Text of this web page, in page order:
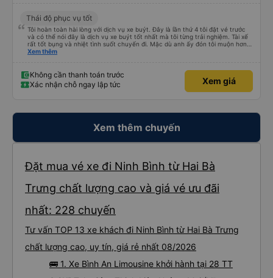
Thái độ phục vụ tốt
Tôi hoàn toàn hài lòng với dịch vụ xe buýt. Đây là lần thứ 4 tôi đặt vé trước
và có thể nói đây là dịch vụ xe buýt tốt nhất mà tôi từng trải nghiệm. Tài xế
rất tốt bụng và nhiệt tình suốt chuyến đi. Mặc dù anh ấy đón tôi muộn hơn
giờ hẹn một chút, nhưng anh ấy đã ngay lập tức xin lỗi vì tình trạng tắc
thông ở Hà Nội và Ninh Bình. Cảm ơn xe buýt!
Xem thêm
Không cần thanh toán trước
Xác nhận chỗ ngay lập tức
Xem giá
Xem thêm chuyến
Đặt mua vé xe đi Ninh Bình từ Hai Bà
Trưng chất lượng cao và giá vé ưu đãi
nhất: 228 chuyến
Tư vấn TOP 13 xe khách đi Ninh Bình từ Hai Bà Trưng
chất lượng cao, uy tín, giá rẻ nhất 08/2026
🚌 1. Xe Bình An Limousine khởi hành tại 28 TT